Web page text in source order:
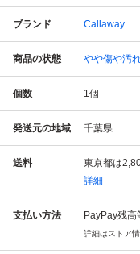
ブランド Callaway
商品の状態 やや傷や汚
個数 1個
発送元の地域 千葉県
送料 東京都は
詳細
支払い方法 PayPay残
詳細はストア